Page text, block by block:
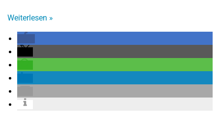
Weiterlesen »